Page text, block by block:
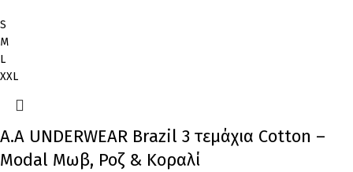
S
M
L
XXL
A.A UNDERWEAR Brazil 3 τεμάχια Cotton –
Modal Μωβ, Ροζ & Κοραλί